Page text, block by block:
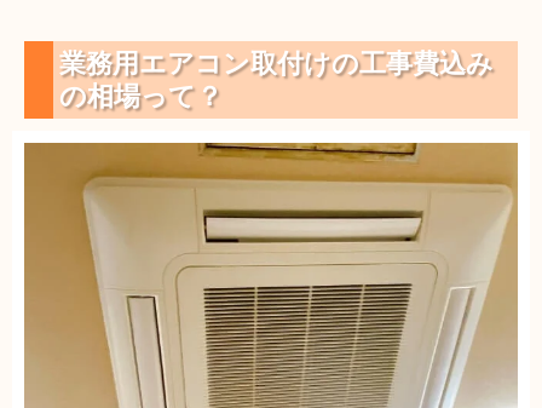
業務用エアコン取付けの工事費込み
の相場って？